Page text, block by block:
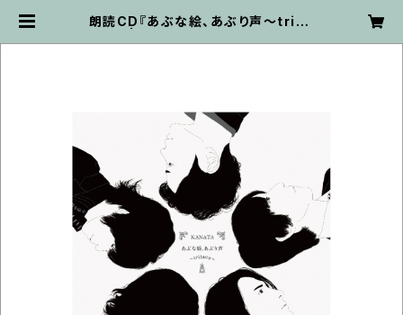
朗読CD『あぶな絵、あぶり声～tribu